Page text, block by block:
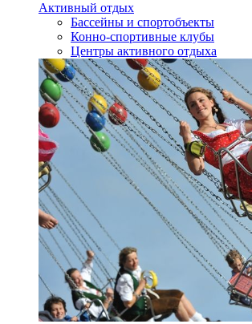
Активный отдых
Бассейны и спортобъекты
Конно-спортивные клубы
Центры активного отдыха